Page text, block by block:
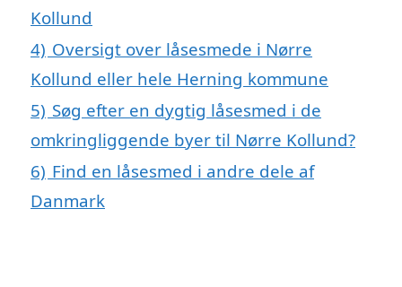
Kollund
4) Oversigt over låsesmede i Nørre
Kollund eller hele Herning kommune
5) Søg efter en dygtig låsesmed i de
omkringliggende byer til Nørre Kollund?
6) Find en låsesmed i andre dele af
Danmark